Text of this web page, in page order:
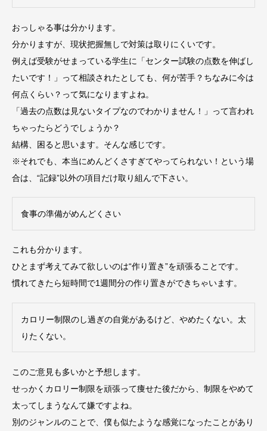
おっしゃる事は分かります。
分かりますが、現状把握無しで対策は取りにくいです。
例えば受験がせまっている学生に「センター試験の点数を伸ばし
たいです！」って相談されたとしても、何が苦手？ちなみに今は
何点くらい？って気になりますよね。
「過去の点数は見ないタイプなのでわかりません！」って言われ
ちゃったらどうでしょうか？
結構、困ると思います。そんな感じです。
※それでも、本当にめんどくさすぎてやってられない！という場
合は、“記録”以外の項目だけ取り組んで下さい。
食事の準備がめんどくさい
これも分かります。
ひとまず考えてみて欲しいのは“作り置き”を頑張ることです。
慣れてきたら短時間で1週間分の作り置きができちゃいます。
カロリー制限のし過ぎの自覚があるけど、やめたくない。太
りたくない。
このご意見も多いかと予想します。
せっかくカロリー制限を頑張って痩せた後だから、制限をやめて
太ってしまうなんて嫌ですよね。
別のジャンルのことで、僕も似たような感覚になったことがあり